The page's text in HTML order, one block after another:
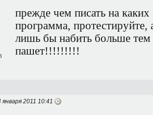
прежде чем писать на каких
программа, протестируйте,
лишь бы набить больше
пашет!!!!!!!!!
января 2011 10:41